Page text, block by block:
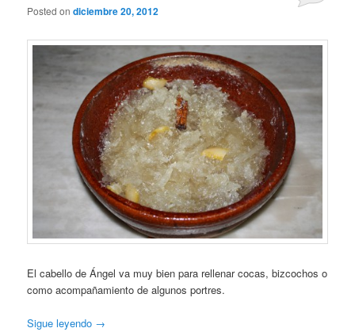
Posted ondiciembre 20, 2012
El cabello de Ángel va muy bien para rellenar cocas, bizcochos o
como acompañamiento de algunos portres.
Sigue leyendo →